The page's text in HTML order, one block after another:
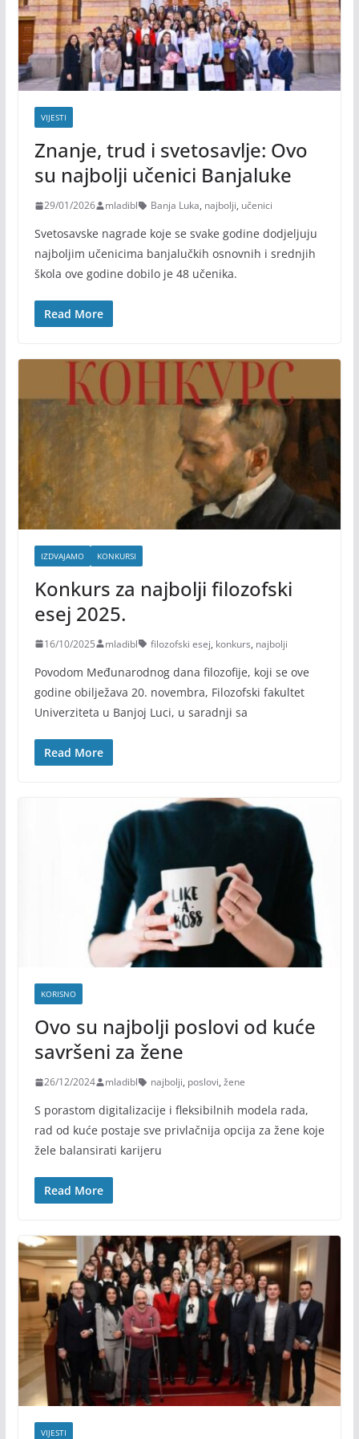
VIJESTI
Znanje, trud i svetosavlje: Ovo
su najbolji učenici Banjaluke
29/01/2026 mladibl Banja Luka, najbolji, učenici
Svetosavske nagrade koje se svake godine dodjeljuju
najboljim učenicima banjalučkih osnovnih i srednjih
škola ove godine dobilo je 48 učenika.
Read More
IZDVAJAMO KONKURSI
Konkurs za najbolji filozofski
esej 2025.
16/10/2025 mladibl filozofski esej, konkurs, najbolji
Povodom Međunarodnog dana filozofije, koji se ove
godine obilježava 20. novembra, Filozofski fakultet
Univerziteta u Banjoj Luci, u saradnji sa
Read More
KORISNO
Ovo su najbolji poslovi od kuće
savršeni za žene
26/12/2024 mladibl najbolji, poslovi, žene
S porastom digitalizacije i fleksibilnih modela rada,
rad od kuće postaje sve privlačnija opcija za žene koje
žele balansirati karijeru
Read More
VIJESTI